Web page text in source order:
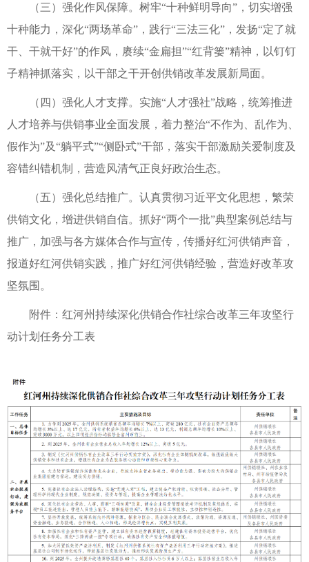
（三）强化作风保障。树牢“十种鲜明导向”，切实增强
十种能力，深化“两场革命”，践行“三法三化”，发扬“定了就
干、干就干好”的作风，赓续“金扁担”“红背篓”精神，以钉钉
子精神抓落实，以干部之干开创供销改革发展新局面。
（四）强化人才支撑。实施“人才强社”战略，统筹推进
人才培养与供销事业全面发展，着力整治“不作为、乱作为、
假作为”及“躺平式”“侧卧式”干部，落实干部激励关爱制度及
容错纠错机制，营造风清气正良好政治生态。
（五）强化总结推广。认真贯彻习近平文化思想，繁荣
供销文化，增进供销自信。抓好“两个一批”典型案例总结与
推广，加强与各方媒体合作与宣传，传播好红河供销声音，
报道好红河供销实践，推广好红河供销经验，营造好改革攻
坚氛围。
附件：红河州持续深化供销合作社综合改革三年攻坚行
动计划任务分工表